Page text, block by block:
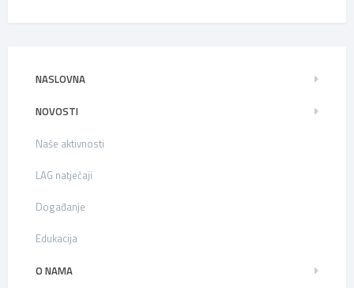
NASLOVNA
NOVOSTI
Naše aktivnosti
LAG natječaji
Događanje
Edukacija
O NAMA